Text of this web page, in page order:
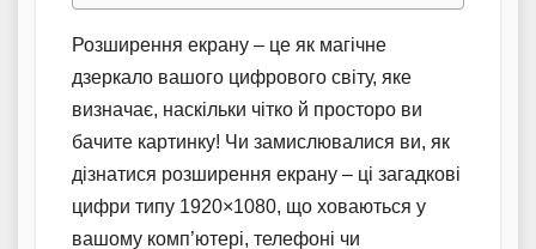
Розширення екрану – це як магічне
дзеркало вашого цифрового світу, яке
визначає, наскільки чітко й просторо ви
бачите картинку! Чи замислювалися ви, як
дізнатися розширення екрану – ці загадкові
цифри типу 1920×1080, що ховаються у
вашому комп’ютері, телефоні чи